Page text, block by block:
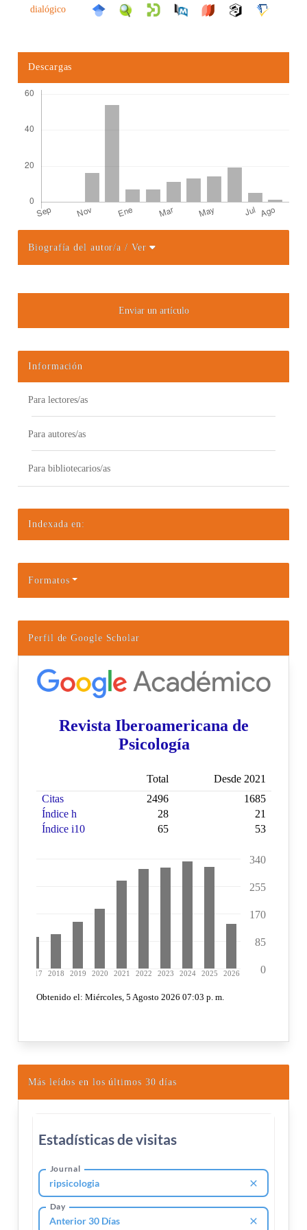
dialógico
Descargas
Biografía del autor/a/ Ver
Enviar un artículo
Información
Para lectores/as
Para autores/as
Para bibliotecarios/as
Indexada en:
Formatos
Perfil de Google Scholar
Más leídos en los últimos 30 días